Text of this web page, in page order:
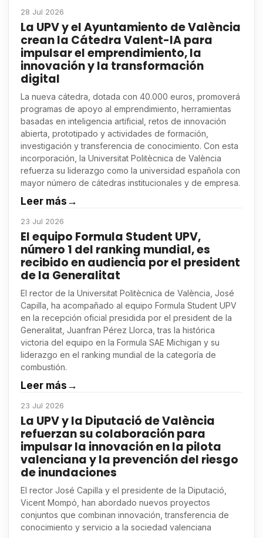
28 Jul 2026
La UPV y el Ayuntamiento de València
crean la Cátedra Valent-IA para
impulsar el emprendimiento, la
innovación y la transformación
digital
La nueva cátedra, dotada con 40.000 euros, promoverá
programas de apoyo al emprendimiento, herramientas
basadas en inteligencia artificial, retos de innovación
abierta, prototipado y actividades de formación,
investigación y transferencia de conocimiento. Con esta
incorporación, la Universitat Politècnica de València
refuerza su liderazgo como la universidad española con
mayor número de cátedras institucionales y de empresa.
Leer más→
23 Jul 2026
El equipo Formula Student UPV,
número 1 del ranking mundial, es
recibido en audiencia por el president
de la Generalitat
El rector de la Universitat Politècnica de València, José
Capilla, ha acompañado al equipo Formula Student UPV
en la recepción oficial presidida por el president de la
Generalitat, Juanfran Pérez Llorca, tras la histórica
victoria del equipo en la Formula SAE Michigan y su
liderazgo en el ranking mundial de la categoría de
combustión.
Leer más→
23 Jul 2026
La UPV y la Diputació de València
refuerzan su colaboración para
impulsar la innovación en la pilota
valenciana y la prevención del riesgo
de inundaciones
El rector José Capilla y el presidente de la Diputació,
Vicent Mompó, han abordado nuevos proyectos
conjuntos que combinan innovación, transferencia de
conocimiento y servicio a la sociedad valenciana